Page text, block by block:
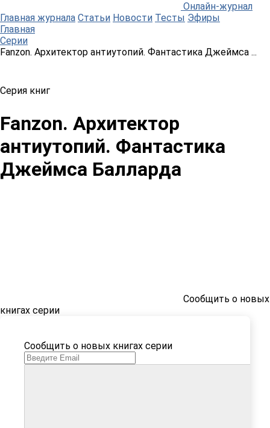
Онлайн-журнал
Главная журнала Статьи Новости Тесты Эфиры
Главная
Серии
Fanzon. Архитектор антиутопий. Фантастика Джеймса ...
Серия книг
Fanzon. Архитектор
антиутопий. Фантастика
Джеймса Балларда
Сообщить о новых
книгах серии
Сообщить о новых книгах серии